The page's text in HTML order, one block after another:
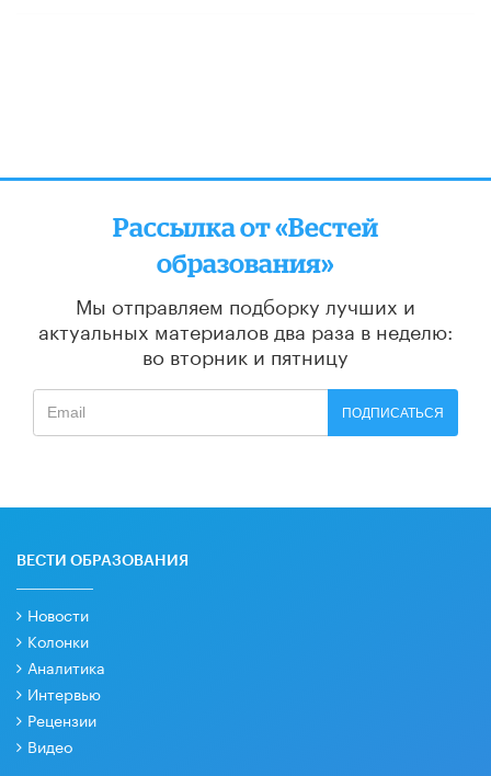
Рассылка от «Вестей
образования»
Мы отправляем подборку лучших и
актуальных материалов два раза в неделю:
во вторник и пятницу
ПОДПИСАТЬСЯ
ВЕСТИ ОБРАЗОВАНИЯ
Новости
Колонки
Аналитика
Интервью
Рецензии
Видео